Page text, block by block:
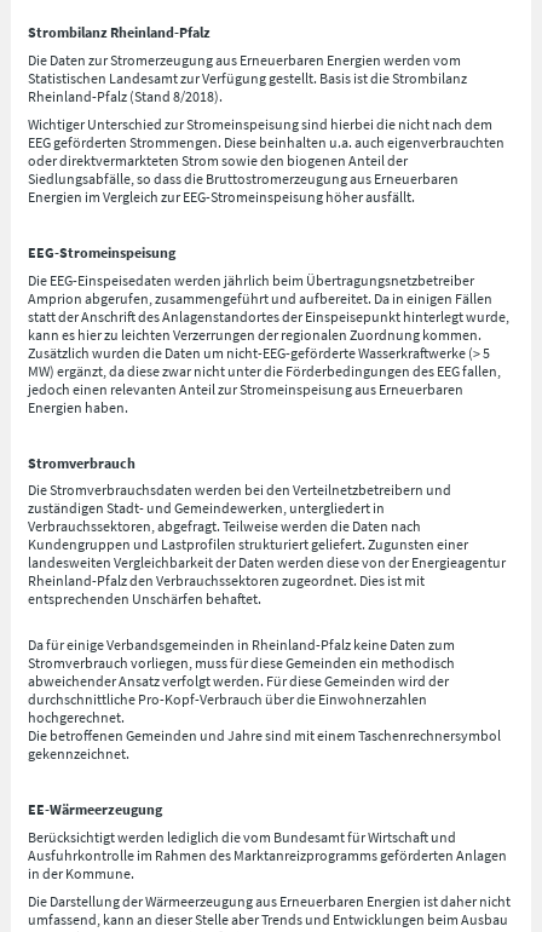
Strombilanz Rheinland-Pfalz
Die Daten zur Stromerzeugung aus Erneuerbaren Energien werden vom
Statistischen Landesamt zur Verfügung gestellt. Basis ist die Strombilanz
Rheinland-Pfalz (Stand 8/2018).
Wichtiger Unterschied zur Stromeinspeisung sind hierbei die nicht nach dem
EEG geförderten Strommengen. Diese beinhalten u.a. auch eigenverbrauchten
oder direktvermarkteten Strom sowie den biogenen Anteil der
Siedlungsabfälle, so dass die Bruttostromerzeugung aus Erneuerbaren
Energien im Vergleich zur EEG-Stromeinspeisung höher ausfällt.
EEG-Stromeinspeisung
Die EEG-Einspeisedaten werden jährlich beim Übertragungsnetzbetreiber
Amprion abgerufen, zusammengeführt und aufbereitet. Da in einigen Fällen
statt der Anschrift des Anlagenstandortes der Einspeisepunkt hinterlegt wurde,
kann es hier zu leichten Verzerrungen der regionalen Zuordnung kommen.
Zusätzlich wurden die Daten um nicht-EEG-geförderte Wasserkraftwerke (> 5
MW) ergänzt, da diese zwar nicht unter die Förderbedingungen des EEG fallen,
jedoch einen relevanten Anteil zur Stromeinspeisung aus Erneuerbaren
Energien haben.
Stromverbrauch
Die Stromverbrauchsdaten werden bei den Verteilnetzbetreibern und
zuständigen Stadt- und Gemeindewerken, untergliedert in
Verbrauchssektoren, abgefragt. Teilweise werden die Daten nach
Kundengruppen und Lastprofilen strukturiert geliefert. Zugunsten einer
landesweiten Vergleichbarkeit der Daten werden diese von der Energieagentur
Rheinland-Pfalz den Verbrauchssektoren zugeordnet. Dies ist mit
entsprechenden Unschärfen behaftet.
Da für einige Verbandsgemeinden in Rheinland-Pfalz keine Daten zum
Stromverbrauch vorliegen, muss für diese Gemeinden ein methodisch
abweichender Ansatz verfolgt werden. Für diese Gemeinden wird der
durchschnittliche Pro-Kopf-Verbrauch über die Einwohnerzahlen
hochgerechnet.
Die betroffenen Gemeinden und Jahre sind mit einem Taschenrechnersymbol
gekennzeichnet.
EE-Wärmeerzeugung
Berücksichtigt werden lediglich die vom Bundesamt für Wirtschaft und
Ausfuhrkontrolle im Rahmen des Marktanreizprogramms geförderten Anlagen
in der Kommune.
Die Darstellung der Wärmeerzeugung aus Erneuerbaren Energien ist daher nicht
umfassend, kann an dieser Stelle aber Trends und Entwicklungen beim Ausbau